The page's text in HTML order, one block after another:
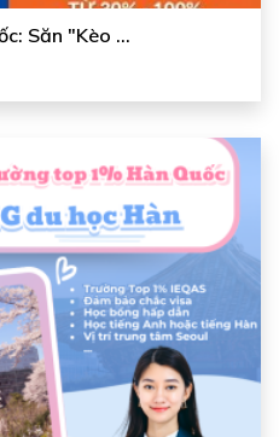
Săn "Kèo ...